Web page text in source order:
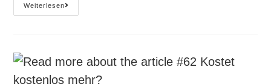
Weiterlesen#80
Kreativität